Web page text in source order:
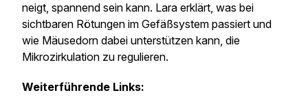
neigt, spannend sein kann. Lara erklärt, was bei
sichtbaren Rötungen im Gefäßsystem passiert und
wie Mäusedorn dabei unterstützen kann, die
Mikrozirkulation zu regulieren.
Weiterführende Links: